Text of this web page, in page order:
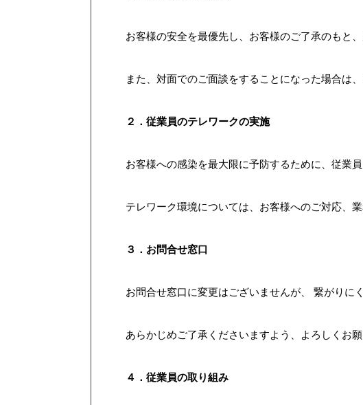
お客様の安全を最優先し、お客様のご了承のもと
また、対面でのご面談をすることになった場合は
２．従業員のテレワークの実施
お客様への感染を最大限に予防するために、従業
テレワーク環境については、お客様へのご対応、
３．お問合せ窓口
お問合せ窓口に変更はございませんが、 繋がりに
あらかじめご了承くださいますよう、よろしくお願
４．従業員の取り組み